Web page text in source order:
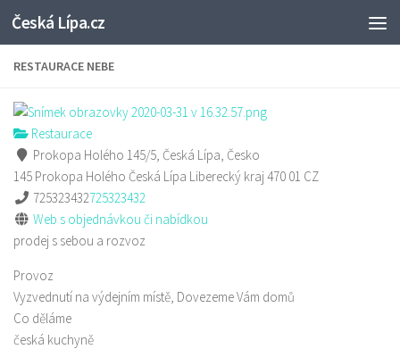
Skip to content
Česká Lípa.cz
RESTAURACE NEBE
Restaurace
Prokopa Holého 145/5, Česká Lípa, Česko
145 Prokopa Holého Česká Lípa Liberecký kraj470 01 CZ
725323432725323432
Web s objednávkou či nabídkou
prodej s sebou a rozvoz
Provoz
Vyzvednutí na výdejním místě, Dovezeme Vám domů
Co děláme
česká kuchyně